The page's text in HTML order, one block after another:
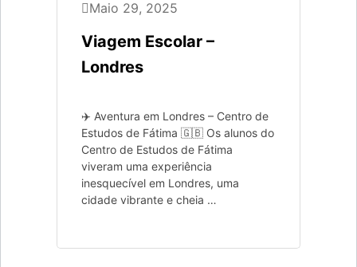
Maio 29, 2025
Viagem Escolar –
Londres
✈️ Aventura em Londres – Centro de
Estudos de Fátima 🇬🇧 Os alunos do
Centro de Estudos de Fátima
viveram uma experiência
inesquecível em Londres, uma
cidade vibrante e cheia …